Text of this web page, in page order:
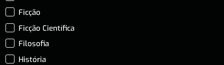
Ficção
Ficção Científica
Filosofia
História